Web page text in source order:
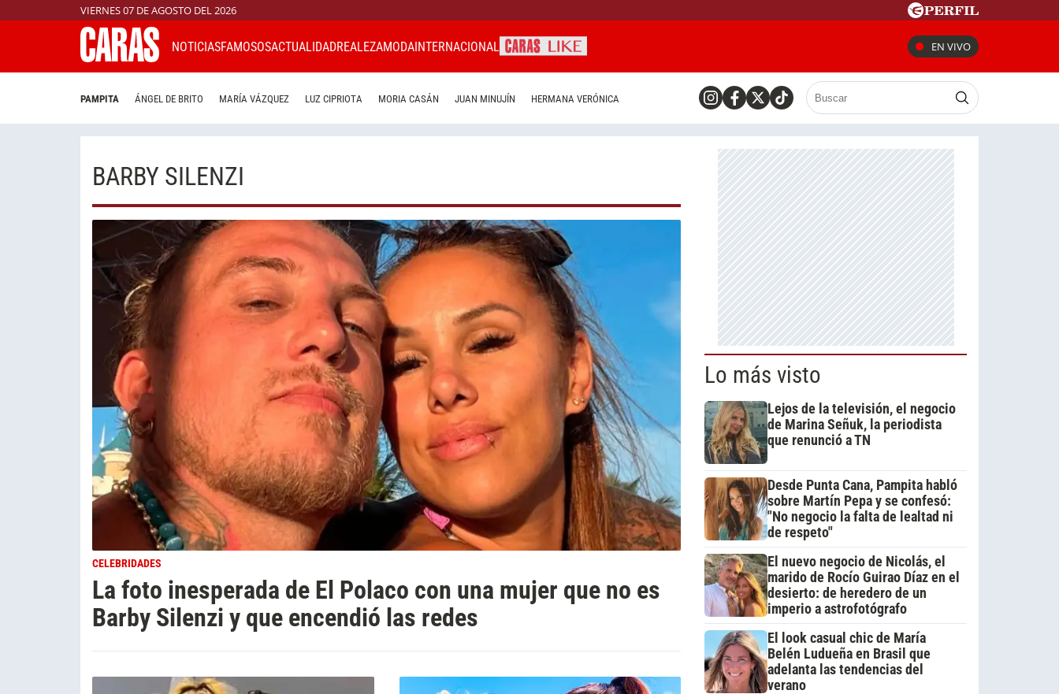
VIERNES 07 DE AGOSTO DEL 2026
NOTICIASFAMOSOSACTUALIDADREALEZAMODAINTERNACIONAL EN VIVO
PAMPITA ÁNGEL DE BRITO MARÍA VÁZQUEZ LUZ CIPRIOTA MORIA CASÁN JUAN MINUJÍN HERMANA VERÓNICA
BARBY SILENZI
CELEBRIDADES
La foto inesperada de El Polaco con una mujer que no es
Barby Silenzi y que encendió las redes
Lo más visto
Lejos de la televisión, el negocio
de Marina Señuk, la periodista
que renunció a TN
Desde Punta Cana, Pampita habló
sobre Martín Pepa y se confesó:
"No negocio la falta de lealtad ni
de respeto"
El nuevo negocio de Nicolás, el
marido de Rocío Guirao Díaz en el
desierto: de heredero de un
imperio a astrofotógrafo
El look casual chic de María
Belén Ludueña en Brasil que
adelanta las tendencias del
verano